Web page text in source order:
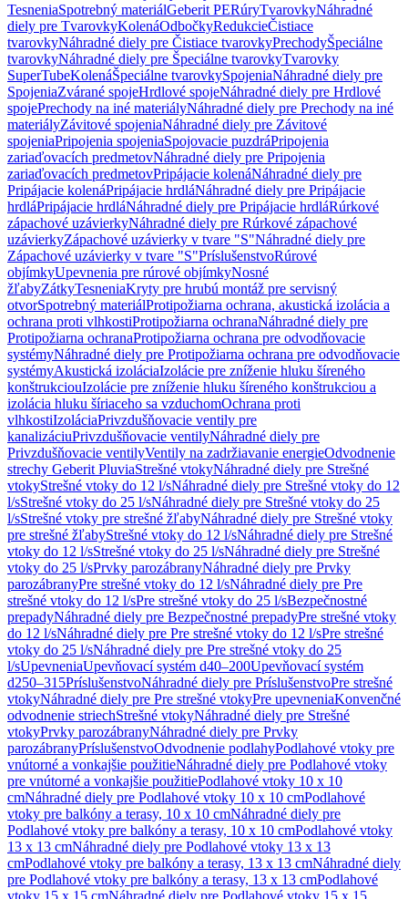
TesneniaSpotrebný materiálGeberit PERúryTvarovkyNáhradné
diely pre TvarovkyKolenáOdbočkyRedukcieČistiace
tvarovkyNáhradné diely pre Čistiace tvarovkyPrechodyŠpeciálne
tvarovkyNáhradné diely pre Špeciálne tvarovkyTvarovky
SuperTubeKolenáŠpeciálne tvarovkySpojeniaNáhradné diely pre
SpojeniaZvárané spojeHrdlové spojeNáhradné diely pre Hrdlové
spojePrechody na iné materiályNáhradné diely pre Prechody na iné
materiályZávitové spojeniaNáhradné diely pre Závitové
spojeniaPripojenia spojeniaSpojovacie puzdráPripojenia
zariaďovacích predmetovNáhradné diely pre Pripojenia
zariaďovacích predmetovPripájacie kolenáNáhradné diely pre
Pripájacie kolenáPripájacie hrdláNáhradné diely pre Pripájacie
hrdláPripájacie hrdláNáhradné diely pre Pripájacie hrdláRúrkové
zápachové uzávierkyNáhradné diely pre Rúrkové zápachové
uzávierkyZápachové uzávierky v tvare "S"Náhradné diely pre
Zápachové uzávierky v tvare "S"PríslušenstvoRúrové
objímkyUpevnenia pre rúrové objímkyNosné
žľabyZátkyTesneniaKryty pre hrubú montáž pre servisný
otvorSpotrebný materiálProtipožiarna ochrana, akustická izolácia a
ochrana proti vlhkostiProtipožiarna ochranaNáhradné diely pre
Protipožiarna ochranaProtipožiarna ochrana pre odvodňovacie
systémyNáhradné diely pre Protipožiarna ochrana pre odvodňovacie
systémyAkustická izoláciaIzolácie pre zníženie hluku šíreného
konštrukciouIzolácie pre zníženie hluku šíreného konštrukciou a
izolácia hluku šíriaceho sa vzduchomOchrana proti
vlhkostiIzoláciaPrivzdušňovacie ventily pre
kanalizáciuPrivzdušňovacie ventilyNáhradné diely pre
Privzdušňovacie ventilyVentily na zadržiavanie energieOdvodnenie
strechy Geberit PluviaStrešné vtokyNáhradné diely pre Strešné
vtokyStrešné vtoky do 12 l/sNáhradné diely pre Strešné vtoky do 12
l/sStrešné vtoky do 25 l/sNáhradné diely pre Strešné vtoky do 25
l/sStrešné vtoky pre strešné žľabyNáhradné diely pre Strešné vtoky
pre strešné žľabyStrešné vtoky do 12 l/sNáhradné diely pre Strešné
vtoky do 12 l/sStrešné vtoky do 25 l/sNáhradné diely pre Strešné
vtoky do 25 l/sPrvky parozábranyNáhradné diely pre Prvky
parozábranyPre strešné vtoky do 12 l/sNáhradné diely pre Pre
strešné vtoky do 12 l/sPre strešné vtoky do 25 l/sBezpečnostné
prepadyNáhradné diely pre Bezpečnostné prepadyPre strešné vtoky
do 12 l/sNáhradné diely pre Pre strešné vtoky do 12 l/sPre strešné
vtoky do 25 l/sNáhradné diely pre Pre strešné vtoky do 25
l/sUpevneniaUpevňovací systém d40–200Upevňovací systém
d250–315PríslušenstvoNáhradné diely pre PríslušenstvoPre strešné
vtokyNáhradné diely pre Pre strešné vtokyPre upevneniaKonvenčné
odvodnenie striechStrešné vtokyNáhradné diely pre Strešné
vtokyPrvky parozábranyNáhradné diely pre Prvky
parozábranyPríslušenstvoOdvodnenie podlahyPodlahové vtoky pre
vnútorné a vonkajšie použitieNáhradné diely pre Podlahové vtoky
pre vnútorné a vonkajšie použitiePodlahové vtoky 10 x 10
cmNáhradné diely pre Podlahové vtoky 10 x 10 cmPodlahové
vtoky pre balkóny a terasy, 10 x 10 cmNáhradné diely pre
Podlahové vtoky pre balkóny a terasy, 10 x 10 cmPodlahové vtoky
13 x 13 cmNáhradné diely pre Podlahové vtoky 13 x 13
cmPodlahové vtoky pre balkóny a terasy, 13 x 13 cmNáhradné diely
pre Podlahové vtoky pre balkóny a terasy, 13 x 13 cmPodlahové
vtoky 15 x 15 cmNáhradné diely pre Podlahové vtoky 15 x 15